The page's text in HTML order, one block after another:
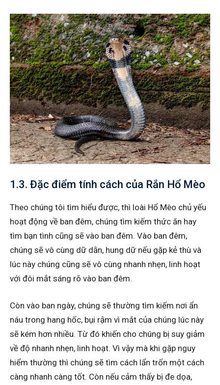
1.3. Đặc điểm tính cách của Rắn Hổ Mèo
Theo chúng tôi tìm hiểu được, thì loài Hổ Mèo chủ yếu
hoạt động về ban đêm, chúng tìm kiếm thức ăn hay
tìm bạn tình cũng sẽ vào ban đêm. Vào ban đêm,
chúng sẽ vô cùng dữ dằn, hung dữ nếu gặp kẻ thù và
lúc này chúng cũng sẽ vô cùng nhanh nhẹn, linh hoạt
với đôi mắt sáng rõ vào ban đêm.
Còn vào ban ngày, chúng sẽ thường tìm kiếm nơi ẩn
náu trong hang hốc, bụi rậm vì mắt của chúng lúc này
sẽ kém hơn nhiều. Từ đó khiến cho chúng bị suy giảm
về độ nhanh nhẹn, linh hoạt. Vì vậy mà khi gặp nguy
hiểm thường thì chúng sẽ tìm cách lẩn trốn một cách
càng nhanh càng tốt. Còn nếu cảm thấy bị đe dọa,